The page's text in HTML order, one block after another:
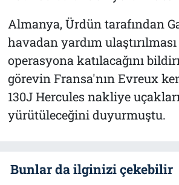
Almanya, Ürdün tarafından
havadan yardım
operasyona katılacağını
görevin Fransa'nın Evreux
130J Hercules nakliye
yürütüleceğini duyurmuştu.
Bunlar da ilginizi çekebilir